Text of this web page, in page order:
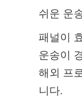
쉬운 운
패널이
운송이
해외 프
니다.